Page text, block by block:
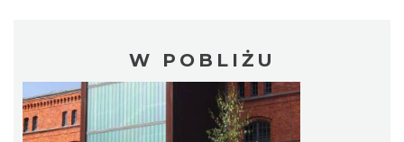
W POBLIŻU